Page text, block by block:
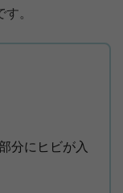
。
分にヒビが入